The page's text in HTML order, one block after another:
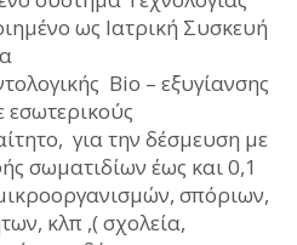
ως Ιατρική Συσκευή
Bio – εξυγίανσης
για την δέσμευση με
σωματιδίων έως και 0,1
σπόριων,
κλπ ,( σχολεία,